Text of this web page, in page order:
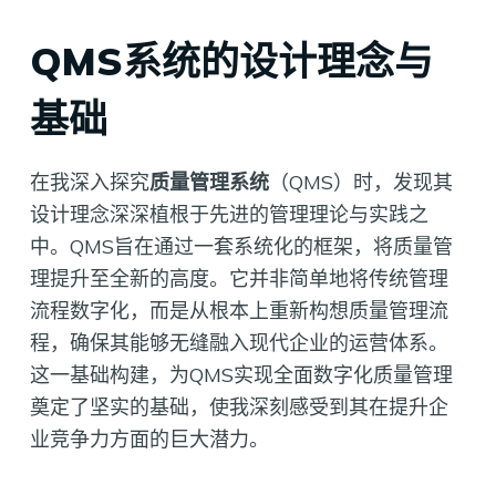
QMS系统的设计理念与
基础
在我深入探究质量管理系统（QMS）时，发现其
设计理念深深植根于先进的管理理论与实践之
中。QMS旨在通过一套系统化的框架，将质量管
理提升至全新的高度。它并非简单地将传统管理
流程数字化，而是从根本上重新构想质量管理流
程，确保其能够无缝融入现代企业的运营体系。
这一基础构建，为QMS实现全面数字化质量管理
奠定了坚实的基础，使我深刻感受到其在提升企
业竞争力方面的巨大潜力。